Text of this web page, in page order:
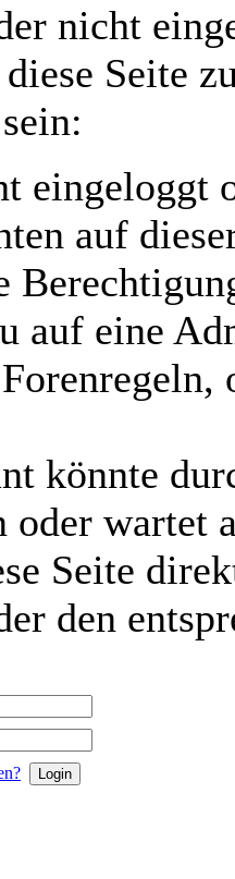
nicht
Seite
eingeloggt
auf
auf eine
könnte
oder wartet
Seite
den